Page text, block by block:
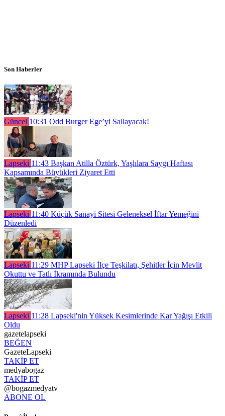
Son Haberler
Güncel 10:31 Odd Burger Ege’yi Sallayacak!
Lapseki 11:43 Başkan Atilla Öztürk, Yaşlılara Saygı Haftası
Kapsamında Büyükleri Ziyaret Etti
Lapseki 11:40 Küçük Sanayi Sitesi Geleneksel İftar Yemeğini
Düzenledi
Lapseki 11:29 MHP Lapseki İlçe Teşkilatı, Şehitler İçin Mevlit
Okuttu ve Tatlı İkramında Bulundu
Lapseki 11:28 Lapseki'nin Yüksek Kesimlerinde Kar Yağışı Etkili
Oldu
gazetelapseki
BEĞEN
GazeteLapseki
TAKİP ET
medyabogaz
TAKİP ET
@bogazmedyatv
ABONE OL